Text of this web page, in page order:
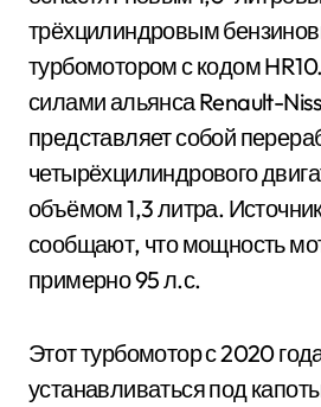
трёхцилиндровым
турбомотором с кодом
силами альянса Renault-
представляет собой
четырёхцилиндрового
объёмом 1,3 литра.
сообщают, что мощность
примерно 95 л.с.
Этот турбомотор с 2020
устанавливаться под